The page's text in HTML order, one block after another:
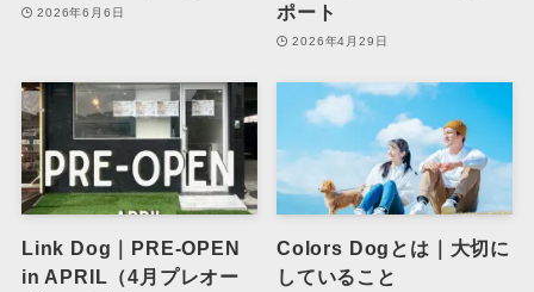
2026年6月6日
ポート
2026年4月29日
Link Dog｜PRE-OPEN
in APRIL（4月プレオー
Colors Dogとは｜大切に
していること